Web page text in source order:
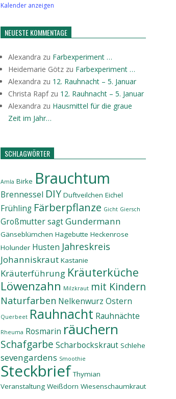
Kalender anzeigen
NEUESTE KOMMENTAGE
Alexandra zu Farbexperiment …
Heidemarie Götz zu Farbexperiment …
Alexandra zu 12. Rauhnacht – 5. Januar
Christa Rapfzu 12. Rauhnacht – 5. Januar
Alexandra zu Hausmittel für die graue
Zeit im Jahr…
SCHLAGWÖRTER
Amla Birke Brauchtum
Brennessel DIY Duftveilchen Eichel
Frühling Färberpflanze Gicht Giersch
Großmutter sagtGundermann
Gänseblümchen Hagebutte Heckenrose
Holunder Husten Jahreskreis
Johanniskraut Kastanie
Kräuterführung Kräuterküche
Löwenzahn Milzkraut mit Kindern
Naturfarben Nelkenwurz Ostern
Querbeet Rauhnacht Rauhnächte
Rheuma Rosmarin räuchern
Schafgarbe Scharbockskraut Schlehe
sevengardens Smoothie
Steckbrief Thymian
Veranstaltung Weißdorn Wiesenschaumkraut